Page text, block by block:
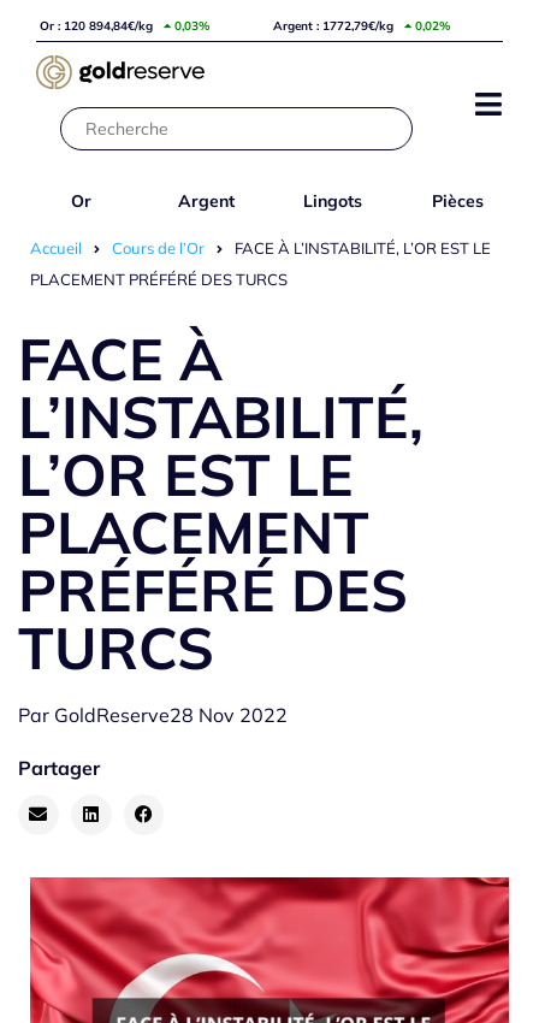
Or : 120 894,84€/kg 0,03% Argent : 1772,79€/kg 0,02%
Or Argent Lingots Pièces
Accueil Cours de l’Or
FACE À L’INSTABILITÉ, L’OR EST LE
PLACEMENT PRÉFÉRÉ DES TURCS
FACE À
L’INSTABILITÉ,
L’OR EST LE
PLACEMENT
PRÉFÉRÉ DES
TURCS
Par GoldReserve28 Nov 2022